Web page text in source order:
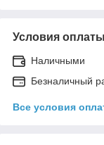
Условия оплаты
Наличными
Безналичный
Все условия